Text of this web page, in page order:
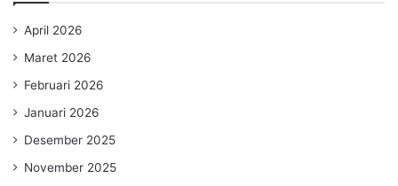
April 2026
Maret 2026
Februari 2026
Januari 2026
Desember 2025
November 2025